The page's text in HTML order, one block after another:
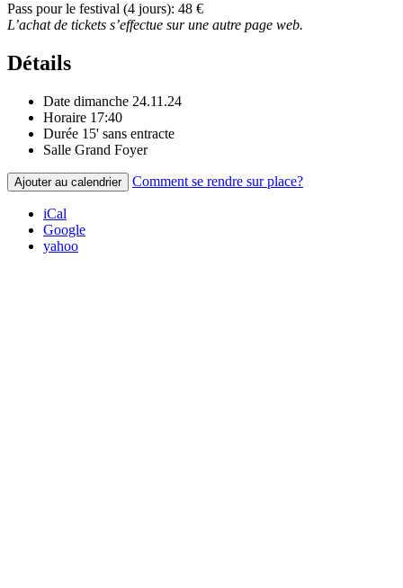
Pass pour le festival (4 jours): 48 €
L’achat de tickets s’effectue sur une autre page web.
Détails
Date dimanche 24.11.24
Horaire 17:40
Durée 15' sans entracte
Salle Grand Foyer
Ajouter au calendrier Comment se rendre sur place?
iCal
Google
yahoo